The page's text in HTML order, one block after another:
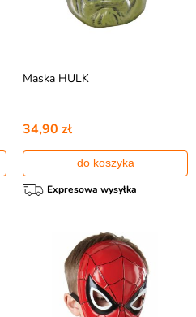
Maska HULK
34,90 zł
do koszyka
Expresowa wysyłka